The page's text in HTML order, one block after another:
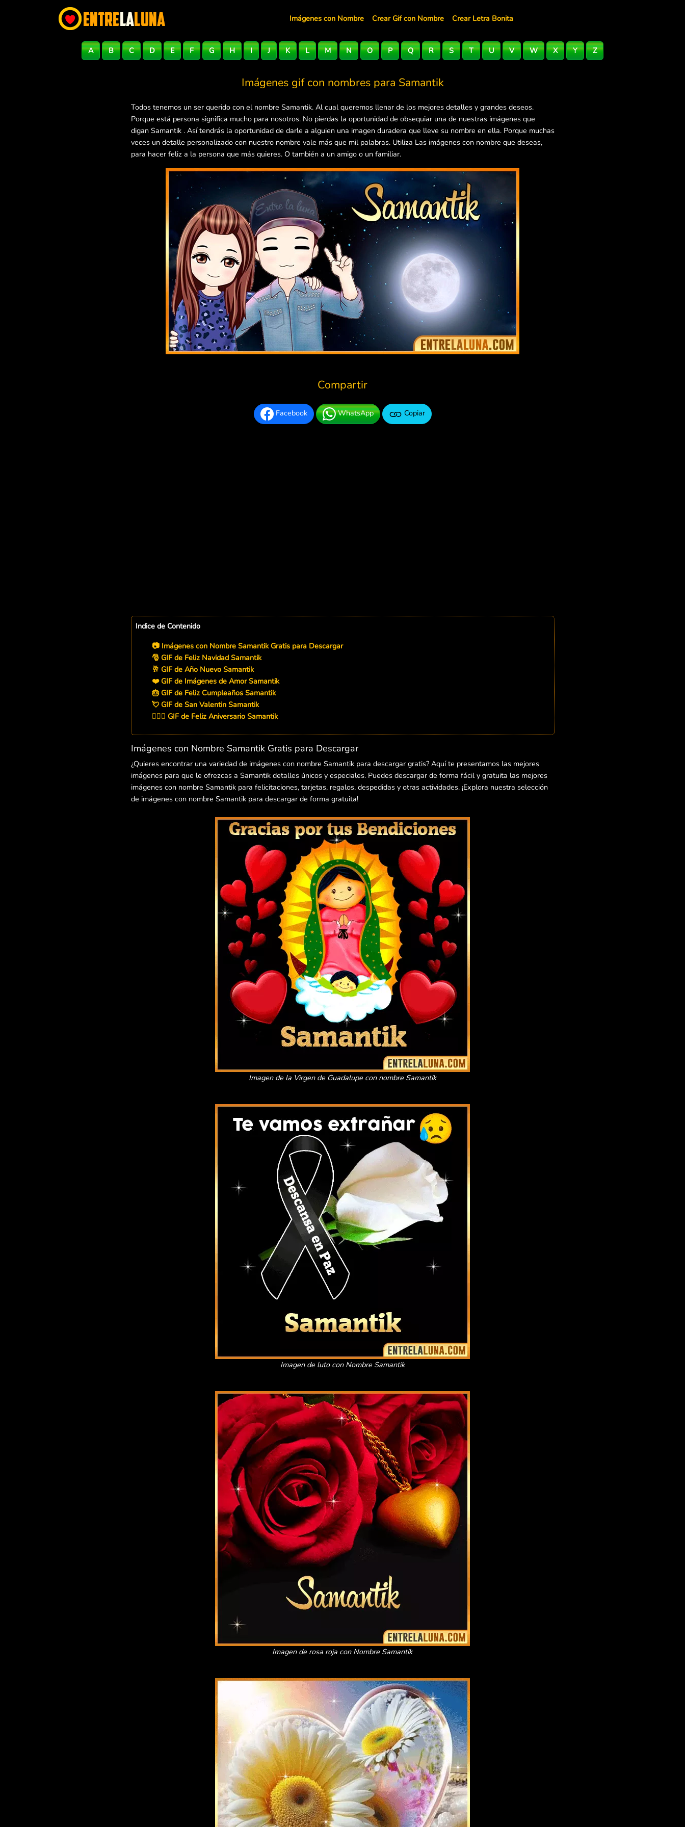
Imágenes con Nombre Crear Gif con Nombre Crear Letra Bonita
A B C D E F G H I J K L M N O P Q R S T U V W X Y Z
Imágenes gif con nombres para Samantik
Todos tenemos un ser querido con el nombre Samantik. Al cual queremos llenar de los mejores detalles y grandes deseos.
Porque está persona significa mucho para nosotros. No pierdas la oportunidad de obsequiar una de nuestras imágenes que
digan Samantik . Así tendrás la oportunidad de darle a alguien una imagen duradera que lleve su nombre en ella. Porque muchas
veces un detalle personalizado con nuestro nombre vale más que mil palabras. Utiliza Las imágenes con nombre que deseas,
para hacer feliz a la persona que más quieres. O también a un amigo o un familiar.
Compartir
Facebook WhatsApp Copiar
Indice de Contenido
📷 Imágenes con Nombre Samantik Gratis para Descargar
🎅 GIF de Feliz Navidad Samantik
🥂 GIF de Año Nuevo Samantik
❤️ GIF de Imágenes de Amor Samantik
🎂 GIF de Feliz Cumpleaños Samantik
💘 GIF de San Valentin Samantik
👨‍❤️‍👨 GIF de Feliz Aniversario Samantik
Imágenes con Nombre Samantik Gratis para Descargar
¿Quieres encontrar una variedad de imágenes con nombre Samantik para descargar gratis? Aquí te presentamos las mejores
imágenes para que le ofrezcas a Samantik detalles únicos y especiales. Puedes descargar de forma fácil y gratuita las mejores
imágenes con nombre Samantik para felicitaciones, tarjetas, regalos, despedidas y otras actividades. ¡Explora nuestra selección
de imágenes con nombre Samantik para descargar de forma gratuita!
Imagen de la Virgen de Guadalupe con nombre Samantik
Imagen de luto con Nombre Samantik
Imagen de rosa roja con Nombre Samantik